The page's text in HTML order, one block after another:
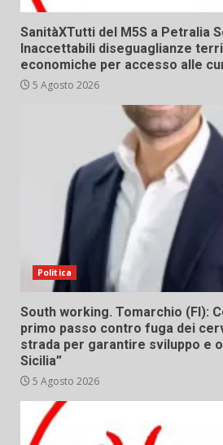
SanitàXTutti del M5S a Petralia
Inaccettabili diseguaglianze
economiche per accesso alle
5 Agosto 2026
Politica
South working. Tomarchio (FI):
primo passo contro fuga dei
strada per garantire sviluppo e
Sicilia”
5 Agosto 2026